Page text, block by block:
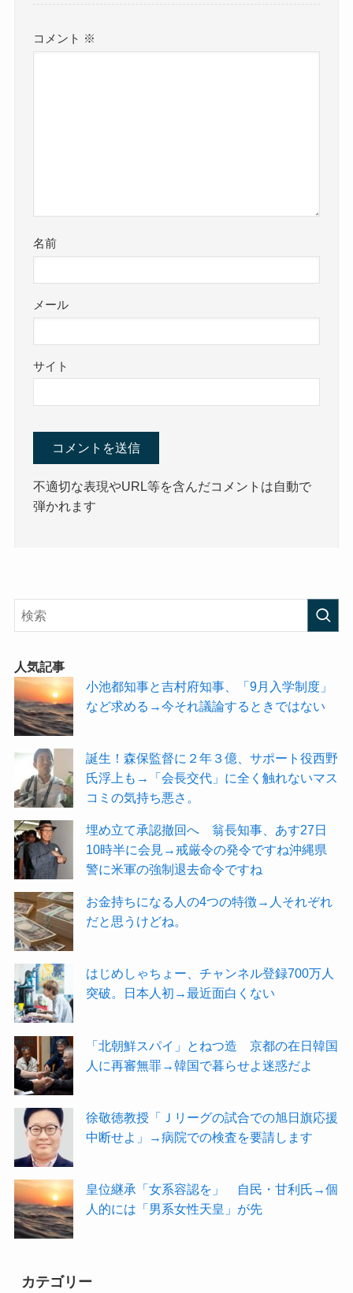
コメント ※
名前
メール
サイト
不適切な表現やURL等を含んだコメントは自動で
弾かれます
人気記事
小池都知事と吉村府知事、「9月入学制度」
など求める→今それ議論するときではない
誕生！森保監督に２年３億、サポート役西野
氏浮上も→「会長交代」に全く触れないマス
コミの気持ち悪さ。
埋め立て承認撤回へ 翁長知事、あす27日
10時半に会見→戒厳令の発令ですね沖縄県
警に米軍の強制退去命令ですね
お金持ちになる人の4つの特徴→人それぞれ
だと思うけどね。
はじめしゃちょー、チャンネル登録700万人
突破。日本人初→最近面白くない
「北朝鮮スパイ」とねつ造 京都の在日韓国
人に再審無罪→韓国で暮らせよ迷惑だよ
徐敬徳教授「Ｊリーグの試合での旭日旗応援
中断せよ」→病院での検査を要請します
皇位継承「女系容認を」 自民・甘利氏→個
人的には「男系女性天皇」が先
カテゴリー